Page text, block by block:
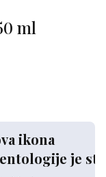
ml
ikona
je